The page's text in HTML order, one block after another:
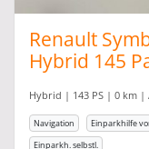
Renault
Hybrid 145
Hybrid | 143 PS | 0 km |
Navigation Einparkhilfe
Einparkh. selbstl.